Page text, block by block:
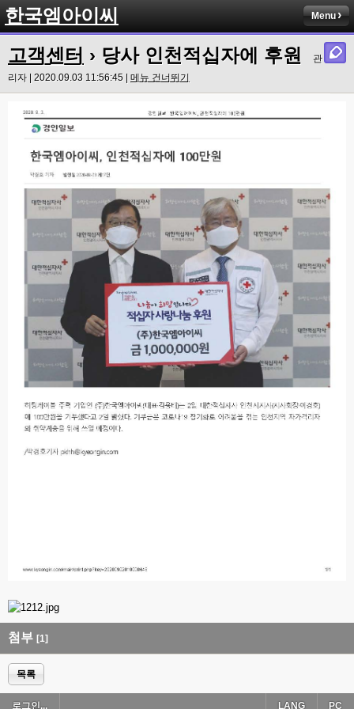
한국엠아이씨 Menu
고객센터 › 당사 인천적십자에 후원
관
리자 | 2020.09.03 11:56:45 | 메뉴 건너뛰기
첨부 [1]
목록
로그인... PC
LANG